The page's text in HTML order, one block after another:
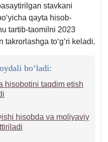
stavkani
qayta hisob-
tartib-taomilni 2023
toʻgʻri keladi.
boʻladi:
hisobotini taqdim etish
hisobda va moliyaviy